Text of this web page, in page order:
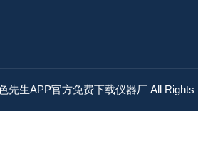
先生APP官方免费下载仪器厂 All